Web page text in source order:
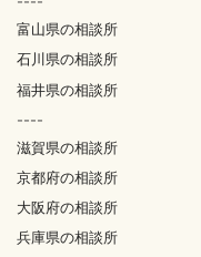
富山県の相談所
石川県の相談所
福井県の相談所
----
滋賀県の相談所
京都府の相談所
大阪府の相談所
兵庫県の相談所